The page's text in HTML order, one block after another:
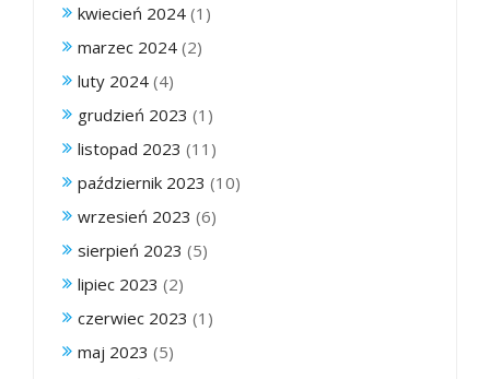
kwiecień 2024 (1)
marzec 2024 (2)
luty 2024 (4)
grudzień 2023 (1)
listopad 2023 (11)
październik 2023 (10)
wrzesień 2023 (6)
sierpień 2023 (5)
lipiec 2023 (2)
czerwiec 2023 (1)
maj 2023 (5)